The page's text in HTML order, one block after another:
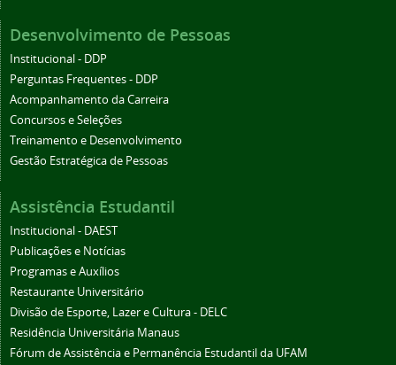
Desenvolvimento de Pessoas
Institucional - DDP
Perguntas Frequentes - DDP
Acompanhamento da Carreira
Concursos e Seleções
Treinamento e Desenvolvimento
Gestão Estratégica de Pessoas
Assistência Estudantil
Institucional - DAEST
Publicações e Notícias
Programas e Auxílios
Restaurante Universitário
Divisão de Esporte, Lazer e Cultura - DELC
Residência Universitária Manaus
Fórum de Assistência e Permanência Estudantil da UFAM